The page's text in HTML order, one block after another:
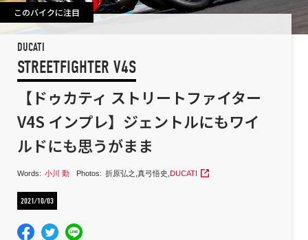
このバイクに注目
DUCATI
STREETFIGHTER V4S
【ドゥカティ ストリートファイター
V4S インプレ】ジェントルにもワイ
ルドにも思うがまま
Words: 小川 勤 Photos: 折原弘之 ,真弓悟史 ,DUCATI
2021/10/03